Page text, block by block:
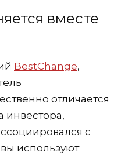
вместе
BestChange,
отличается
инвестора,
с
используют